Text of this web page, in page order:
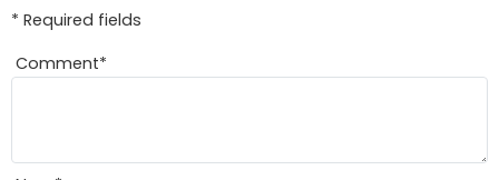
* Required fields
Comment*